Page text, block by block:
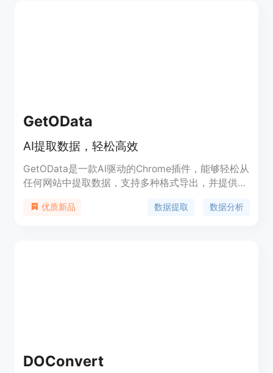
GetOData
AI提取数据，轻松高效
GetOData是一款AI驱动的Chrome插件，能够轻松从
任何网站中提取数据，支持多种格式导出，并提供数
户可以快速提取所需数据。支持的导出格式包括
优质新品 数据提取 数据分析
DOConvert